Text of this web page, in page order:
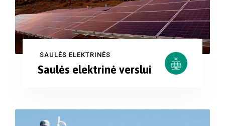
SAULĖS ELEKTRINĖS
Saulės elektrinė verslui